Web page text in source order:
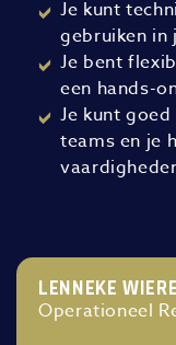
Je kunt
gebruiken in
Je bent
een hands-
Je kunt
teams en je
LENNEKE
Operationeel